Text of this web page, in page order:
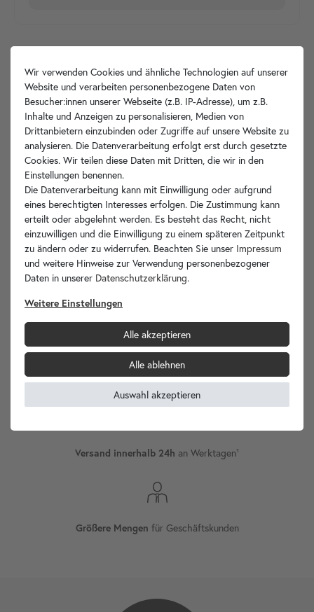
Artikelbeschreibung
Hersteller-Info
Ihre Vorteile
wohnfreuden.de -
Ihr Spezialist für Waschbecken Unikate!
InternationalerVersand
Versand innerhalb 24h an Werktagen¹
Größere Mengen für Geschäftskunden
Wir verwenden Cookies und ähnliche Technologien auf unserer
Website und verarbeiten personenbezogene Daten von
Besucher:innen unserer Webseite (z.B. IP-Adresse), um z.B.
Inhalte und Anzeigen zu personalisieren, Medien von
Drittanbietern einzubinden oder Zugriffe auf unsere Website zu
analysieren. Die Datenverarbeitung erfolgt erst durch gesetzte
Cookies. Wir teilen diese Daten mit Dritten, die wir in den
Einstellungen benennen.
Die Datenverarbeitung kann mit Einwilligung oder aufgrund
eines berechtigten Interesses erfolgen. Die Zustimmung kann
erteilt oder abgelehnt werden. Es besteht das Recht, nicht
einzuwilligen und die Einwilligung zu einem späteren Zeitpunkt
zu ändern oder zu widerrufen. Beachten Sie unser Impressum
und weitere Hinweise zur Verwendung personenbezogener
Daten in unserer Daten­schutz­erklärung.
Weitere Einstellungen
Alle akzeptieren
Alle ablehnen
Auswahl akzeptieren